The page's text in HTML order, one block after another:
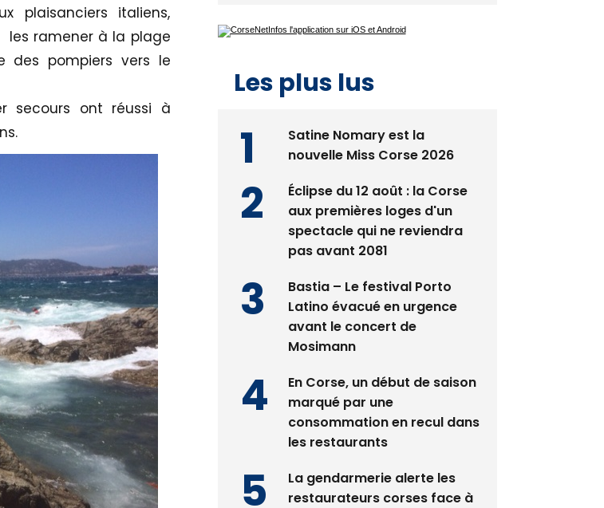
plaisanciers italiens,
les ramener à la plage
des pompiers vers le
secours ont réussi à
Les plus lus
nouvelle Miss Corse 2026
Éclipse du 12 août : la Corse
aux premières loges d'un
pas avant 2081
Bastia – Le festival Porto
Latino évacué en urgence
Mosimann
En Corse, un début de saison
marqué par une
les restaurants